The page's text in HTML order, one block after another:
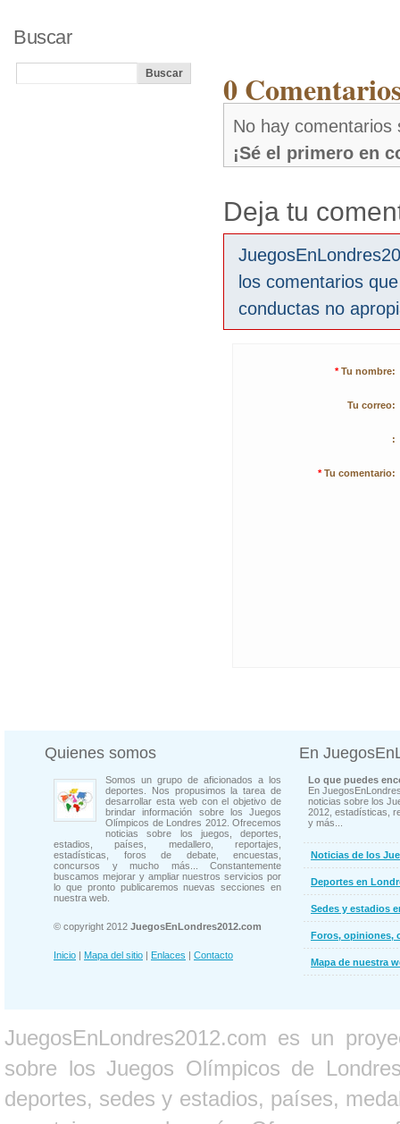
0
No hay comentarios
¡Sé el primero en
Deja tu
los comentarios
conductas no
* Tu nombre:
Tu correo:
:
* Tu comentario:
Buscar
Quienes somos
Somos un grupo de aficionados a los
deportes. Nos propusimos la tarea de
desarrollar esta web con el objetivo de
brindar información sobre los Juegos
Olímpicos de Londres 2012. Ofrecemos
noticias sobre los juegos, deportes,
estadios, países, medallero, reportajes,
estadísticas, foros de debate, encuestas,
concursos y mucho más... Constantemente
buscamos mejorar y ampliar nuestros servicios por
lo que pronto publicaremos nuevas secciones en
nuestra web.
© copyright 2012 JuegosEnLondres2012.com
Inicio | Mapa del sitio | Enlaces | Contacto
En
Lo que puedes
En
noticias sobre los
2012, estadísticas,
y más...
Noticias de los
Deportes en
Sedes y estadios
Foros, opiniones,
Mapa de nuestra
JuegosEnLondres2012.com es un
sobre los Juegos Olímpicos de
deportes, sedes y estadios, países,